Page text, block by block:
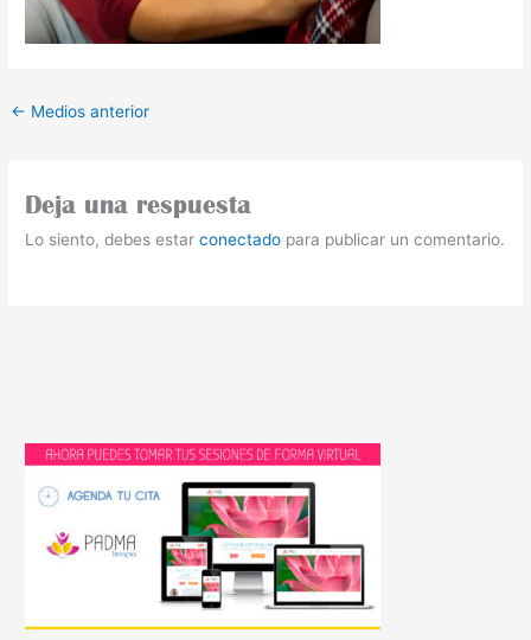
← Medios anterior
Deja una respuesta
Lo siento, debes estarconectado para publicar un comentario.